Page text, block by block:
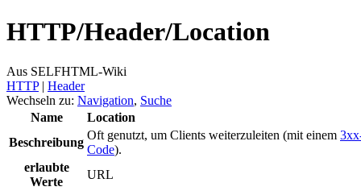
HTTP/Header/Location
Aus SELFHTML-Wiki
HTTP‎ | Header
Wechseln zu: Navigation, Suche
Name
Location
Beschreibung
Oft genutzt, um Clients weiterzuleiten (mit einem
Code).
erlaubte
Werte
URL